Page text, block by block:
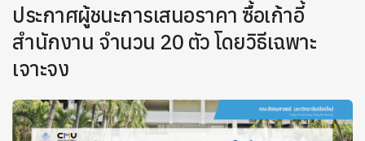
ประกาศผู้ชนะการเสนอราคา ซื้อเก้าอี้
สำนักงาน จำนวน 20 ตัว โดยวิธีเฉพาะ
เจาะจง